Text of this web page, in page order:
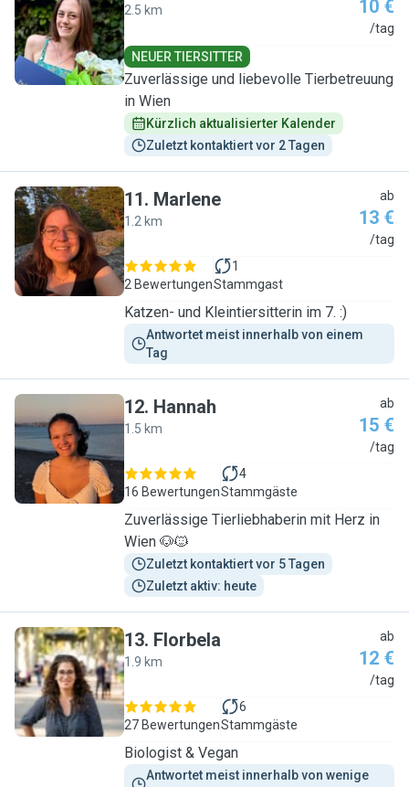
G
2.5 km 10 €
/tag
NEUER TIERSITTER
Zuverlässige und liebevolle Tierbetreuung
in Wien
Kürzlich aktualisierter Kalender
Zuletzt kontaktiert vor 2 Tagen
M
11. Marlene
1.2 km
ab
13 €
/tag
2 Bewertungen
1
Stammgast
Katzen- und Kleintiersitterin im 7. :)
Antwortet meist innerhalb von einem
Tag
H
12. Hannah
1.5 km
ab
15 €
/tag
16 Bewertungen
4
Stammgäste
Zuverlässige Tierliebhaberin mit Herz in
Wien 🐶🐱
Zuletzt kontaktiert vor 5 Tagen
Zuletzt aktiv: heute
F
13. Florbela
1.9 km
ab
12 €
/tag
27 Bewertungen
6
Stammgäste
Biologist & Vegan
Antwortet meist innerhalb von wenige